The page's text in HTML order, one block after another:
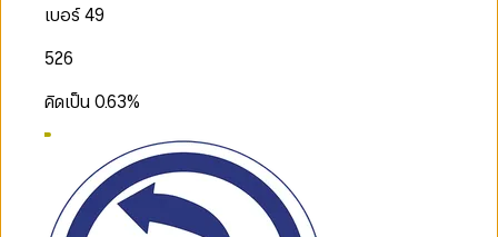
เบอร์ 49
526
คิดเป็น0.63%